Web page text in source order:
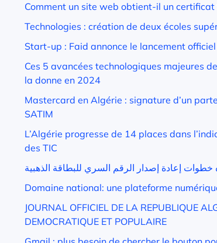
Comment un site web obtient-il un certificat
Technologies : création de deux écoles
Start-up : Faid annonce le lancement
Ces 5 avancées technologiques majeures
la donne en 2024
Mastercard en Algérie : signature d’un
SATIM
L’Algérie progresse de 14 places dans
des TIC
خطوات إعادة إصدار الرقم السري للبطاقة الذهبية
Domaine national: une plateforme
JOURNAL OFFICIEL DE LA REPUBLIQUE
DEMOCRATIQUE ET POPULAIRE